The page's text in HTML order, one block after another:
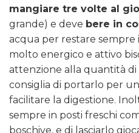
mangiare tre volte al
grande) e deve bere in
acqua per restare sempre
molto energico e attivo
attenzione alla quantità di
consiglia di portarlo per
facilitare la digestione.
sempre in posti freschi
boschive, e di lasciarlo